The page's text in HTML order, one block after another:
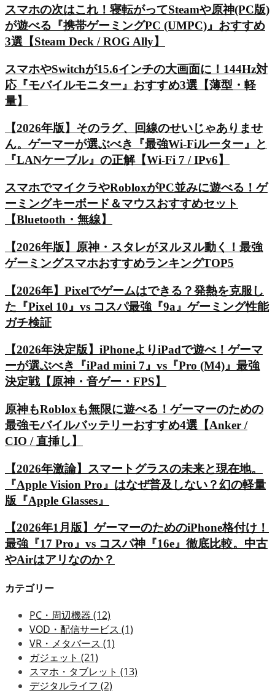
スマホの次はこれ！寝転がってSteamや原神(PC版)
が遊べる『携帯ゲーミングPC (UMPC)』おすすめ
3選【Steam Deck / ROG Ally】
スマホやSwitchが15.6インチの大画面に！144Hz対
応『モバイルモニター』おすすめ3選【薄型・軽
量】
【2026年版】そのラグ、回線のせいじゃありませ
ん。ゲーマーが選ぶべき『最強Wi-Fiルーター』と
『LANケーブル』の正解【Wi-Fi 7 / IPv6】
スマホでマイクラやRobloxがPC並みに遊べる！ゲ
ーミングキーボード＆マウスおすすめセット
【Bluetooth・無線】
【2026年版】原神・スタレがヌルヌル動く！最強
ゲーミングスマホおすすめランキングTOP5
【2026年】Pixelでゲームはできる？発熱を克服し
た『Pixel 10』vs コスパ最強『9a』ゲーミング性能
ガチ検証
【2026年決定版】iPhoneよりiPadで遊べ！ゲーマ
ーが選ぶべき『iPad mini 7』vs『Pro (M4)』最強
決定戦【原神・音ゲー・FPS】
原神もRobloxも無限に遊べる！ゲーマーのための
最強モバイルバッテリーおすすめ4選【Anker /
CIO / 直挿し】
【2026年激論】スマートグラスの未来と現在地。
『Apple Vision Pro』はなぜ普及しない？幻の軽量
版『Apple Glasses』
【2026年1月版】ゲーマーのためのiPhone格付け！
最強『17 Pro』vs コスパ神『16e』徹底比較。中古
やAirはアリなのか？
カテゴリー
PC・周辺機器 (12)
VOD・配信サービス (1)
VR・メタバース (1)
ガジェット (21)
スマホ・タブレット (13)
デジタルライフ (2)